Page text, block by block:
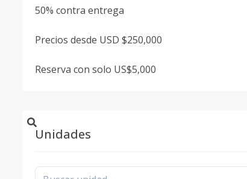
50% contra entrega
Precios desde USD $250,000
Reserva con solo US$5,000
Unidades